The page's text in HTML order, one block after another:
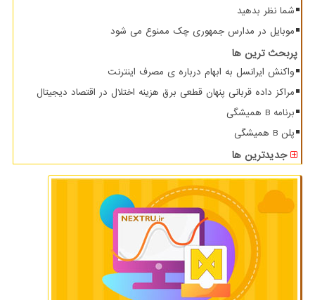
شما نظر بدهید
موبایل در مدارس جمهوری چک ممنوع می شود
پربحث ترین ها
واکنش ایرانسل به ابهام درباره ی مصرف اینترنت
مراکز داده قربانی پنهان قطعی برق هزینه اختلال در اقتصاد دیجیتال
برنامه B همیشگی
پلن B همیشگی
جدیدترین ها